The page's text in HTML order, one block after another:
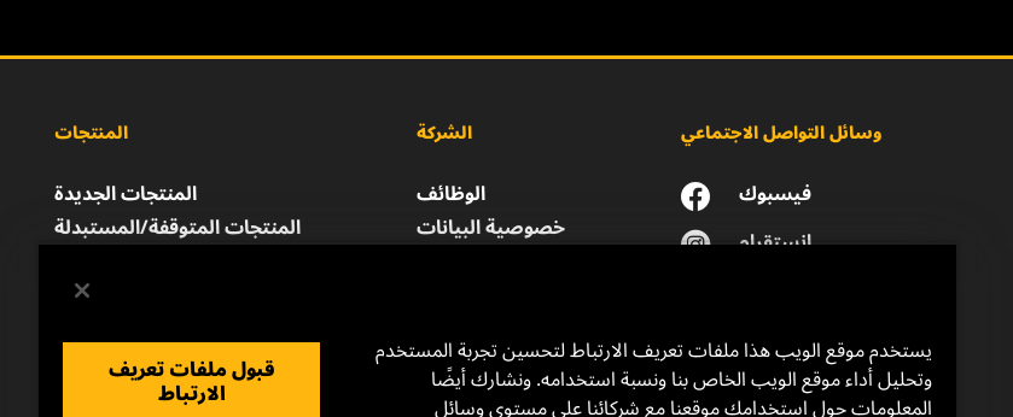
المنتجات
المنتجات الجديدة
المنتجات المتوقفة/المستبدلة
الشركة
الوظائف
خصوصية البيانات
وسائل التواصل الاجتماعي
فيسبوك
انستقرام
يستخدم موقع الويب هذا ملفات تعريف الارتباط لتحسين تجربة المستخدم
وتحليل أداء موقع الويب الخاص بنا ونسبة استخدامه. ونشارك أيضًا
المعلومات حول استخدامك موقعنا مع شركائنا على مستوى وسائل
قبول ملفات تعريف
الارتباط